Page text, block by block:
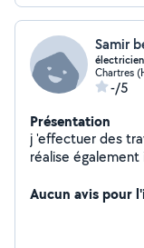
Samir
Chartres
-/5
Présentation
j 'effectuer des travaux
réalise
disponible dans la
Aucun avis pour